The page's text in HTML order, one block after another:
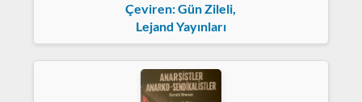
Çeviren: Gün Zileli,
Lejand Yayınları